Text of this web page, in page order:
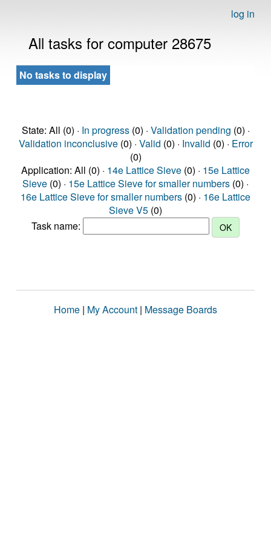
log in
All tasks for computer 28675
No tasks to display
State: All (0) · In progress(0) · Validation pending (0) ·
Validation inconclusive(0) · Valid (0) · Invalid (0) · Error
(0)
Application: All (0) · 14e Lattice Sieve (0) · 15e Lattice
Sieve (0) · 15e Lattice Sieve for smaller numbers (0) ·
16e Lattice Sieve for smaller numbers (0) · 16e Lattice
Sieve V5 (0)
Task name:
Home | My Account | Message Boards